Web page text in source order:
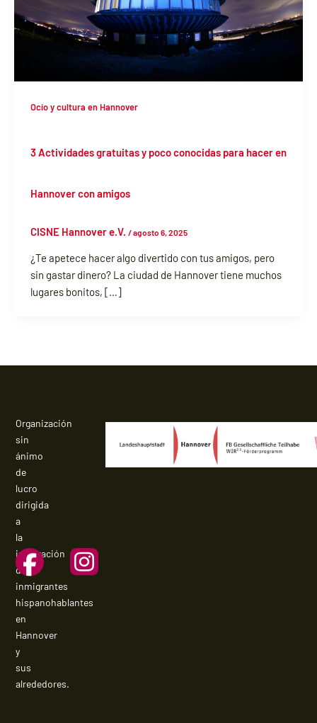
Ocio y cultura en Hannover
3 Actividades gratuitas y poco conocidas para hacer en
Hannover con amigos
CISNE Hannover e.V. /agosto 6, 2025
¿Te apetece hacer algo divertido con tus amigos, pero
sin gastar dinero? La ciudad de Hannover tiene muchos
lugares bonitos, […]
Organización
sin
ánimo
de
lucro
dirigida
a
la
integración
de
inmigrantes
hispanohablantes
en
Hannover
y
sus
alrededores.